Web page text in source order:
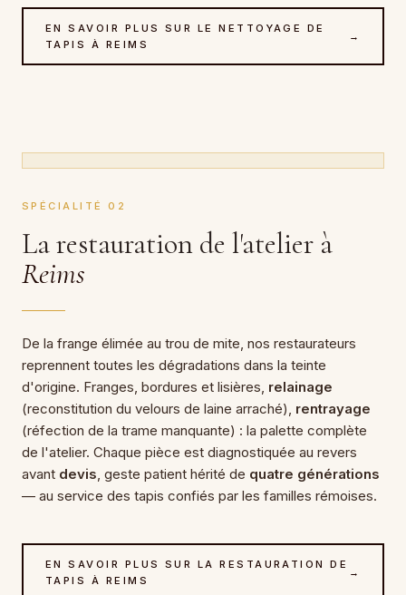
EN SAVOIR PLUS SUR LE NETTOYAGE DE
TAPIS À REIMS
→
SPÉCIALITÉ 02
La restauration de l'atelier à
Reims
De la frange élimée au trou de mite, nos restaurateurs
reprennent toutes les dégradations dans la teinte
d'origine. Franges, bordures et lisières, relainage
(reconstitution du velours de laine arraché), rentrayage
(réfection de la trame manquante) : la palette complète
de l'atelier. Chaque pièce est diagnostiquée au revers
avant devis, geste patient hérité de quatre générations
— au service des tapis confiés par les familles rémoises.
EN SAVOIR PLUS SUR LA RESTAURATION DE
TAPIS À REIMS
→